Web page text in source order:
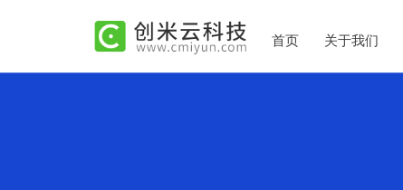
首页 关于我们